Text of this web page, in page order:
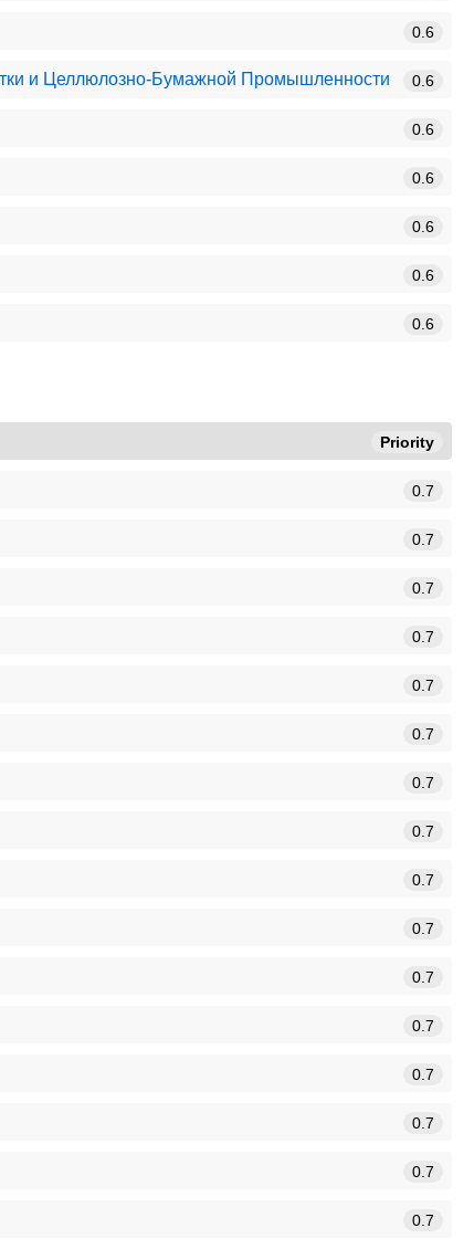
0.6
и Целлюлозно-Бумажной Промышленности 0.6
0.6
0.6
0.6
0.6
0.6
Priority
0.7
0.7
0.7
0.7
0.7
0.7
0.7
0.7
0.7
0.7
0.7
0.7
0.7
0.7
0.7
0.7